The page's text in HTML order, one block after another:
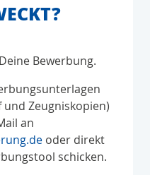
Bewerbung.
Zeugniskopien)
an
oder direkt
schicken.